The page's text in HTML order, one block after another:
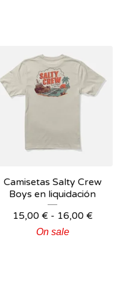
Camisetas Salty Crew
Boys en liquidación
15,00 € - 16,00 €
On sale